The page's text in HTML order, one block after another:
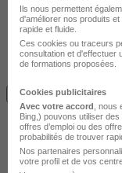
Je m'informe
Ils nous permettent
d'améliorer nos produits
rapide et fluide.
Ces cookies ou traceurs
consultation et d'effectuer
de formations proposées.
Cookies publicitaires
Avec votre accord ,
Bing,) pouvons utiliser
offres d’emploi ou des
probabilités de trouver
Nos partenaires
votre profil et de vos